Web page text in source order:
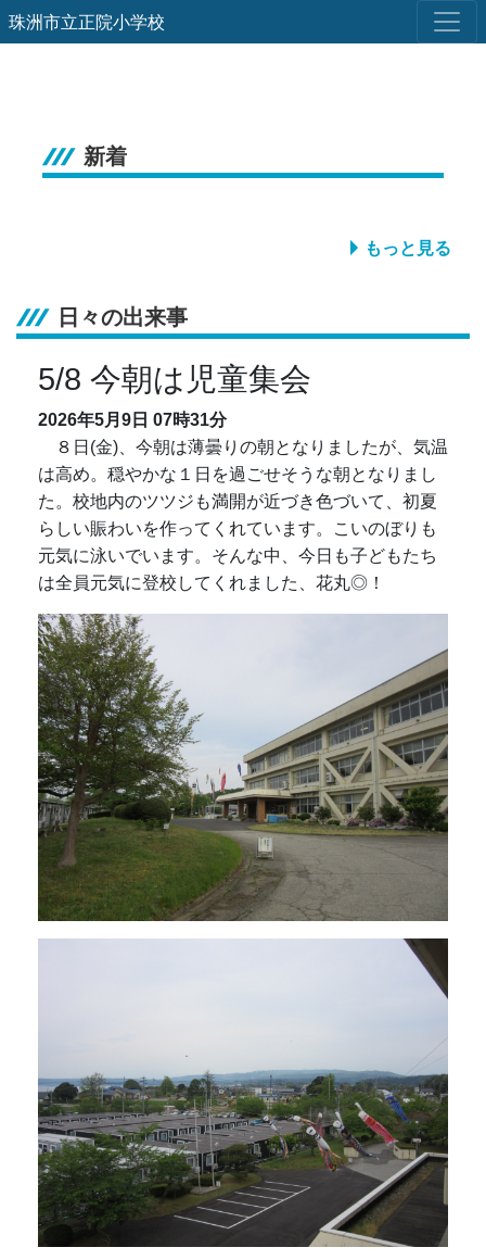
珠洲市立正院小学校
新着
もっと見る
日々の出来事
5/8 今朝は児童集会
2026年5月9日 07時31分
８日(金)、今朝は薄曇りの朝となりましたが、気温
は高め。穏やかな１日を過ごせそうな朝となりまし
た。校地内のツツジも満開が近づき色づいて、初夏
らしい賑わいを作ってくれています。こいのぼりも
元気に泳いでいます。そんな中、今日も子どもたち
は全員元気に登校してくれました、花丸◎！